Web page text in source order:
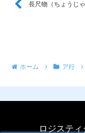
長尺物（ちょうじゃ
ホーム ア行
ロジステ